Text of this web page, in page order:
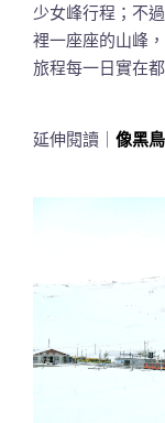
少女峰行程；不
裡一座座的山峰
旅程每一日實在
延伸閱讀｜ 像黑